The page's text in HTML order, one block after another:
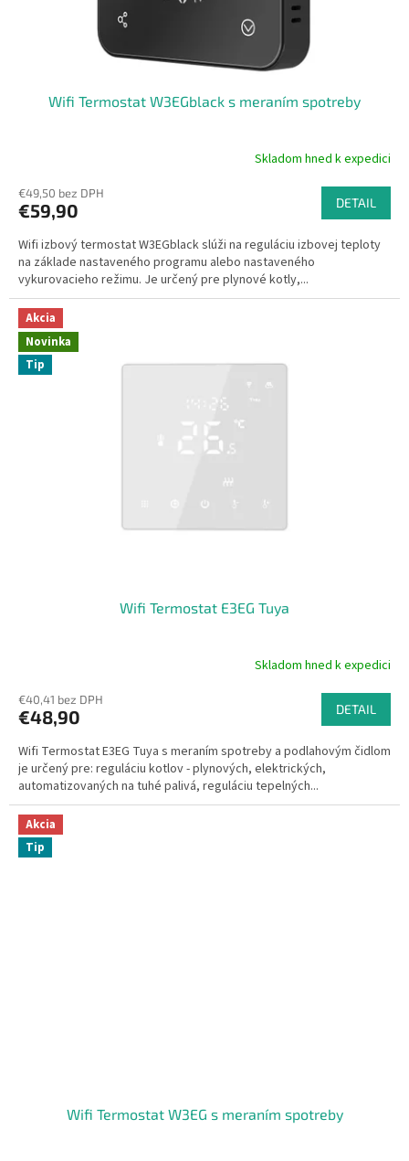
Wifi Termostat W3EGblack s meraním spotreby
produktu
je
z
5
hviezdičiek.
Skladom hned k expedici
€49,50 bez DPH
€59,90 DETAIL
Wifi izbový termostat W3EGblack slúži na reguláciu izbovej teploty
na základe nastaveného programu alebo nastaveného
vykurovacieho režimu. Je určený pre plynové kotly,...
Akcia
Novinka
Tip
Wifi Termostat E3EG Tuya
produktu
je
z
5
hviezdičiek.
Skladom hned k expedici
€40,41 bez DPH
€48,90 DETAIL
Wifi Termostat E3EG Tuya s meraním spotreby a podlahovým čidlom
je určený pre: reguláciu kotlov - plynových, elektrických,
automatizovaných na tuhé palivá, reguláciu tepelných...
Akcia
Tip
Wifi Termostat W3EG s meraním spotreby